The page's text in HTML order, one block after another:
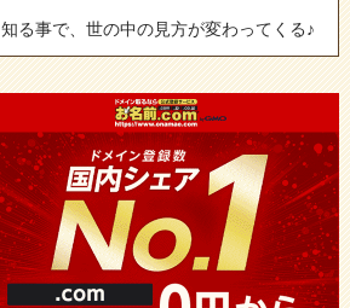
知る事で、世の中の見方が変わってくる♪